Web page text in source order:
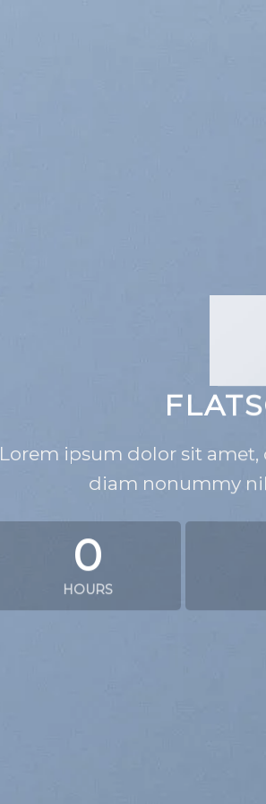
Lorem ipsum dolor sit
diam nonummy
0
HOURS